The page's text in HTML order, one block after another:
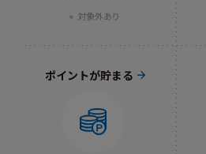
対象外あり
ポイントが貯まる